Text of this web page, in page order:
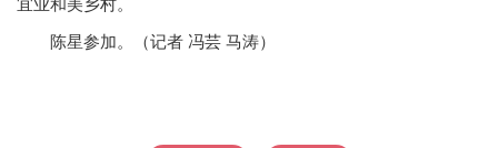
陈星参加。（记者 冯芸 马涛）